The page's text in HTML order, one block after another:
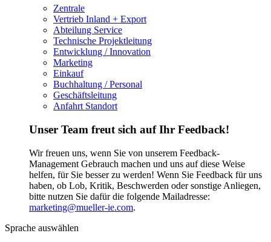
Zentrale
Vertrieb Inland + Export
Abteilung Service
Technische Projektleitung
Entwicklung / Innovation
Marketing
Einkauf
Buchhaltung / Personal
Geschäftsleitung
Anfahrt Standort
Unser Team freut sich auf Ihr Feedback!
Wir freuen uns, wenn Sie von unserem Feedback-
Management Gebrauch machen und uns auf diese Weise
helfen, für Sie besser zu werden! Wenn Sie Feedback für uns
haben, ob Lob, Kritik, Beschwerden oder sonstige Anliegen,
bitte nutzen Sie dafür die folgende Mailadresse:
marketing@mueller-ie.com.
Sprache auswählen